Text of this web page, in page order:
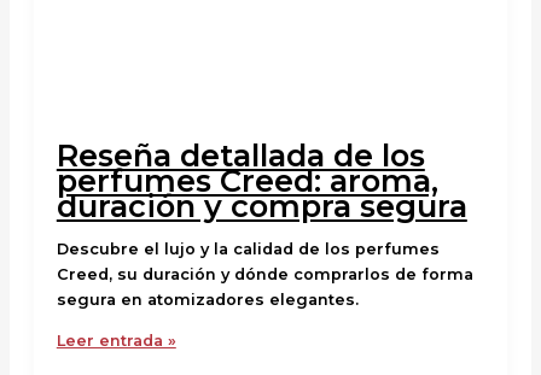
Reseña detallada de los
perfumes Creed: aroma,
duración y compra segura
Descubre el lujo y la calidad de los perfumes
Creed, su duración y dónde comprarlos de forma
segura en atomizadores elegantes.
Leer entrada »